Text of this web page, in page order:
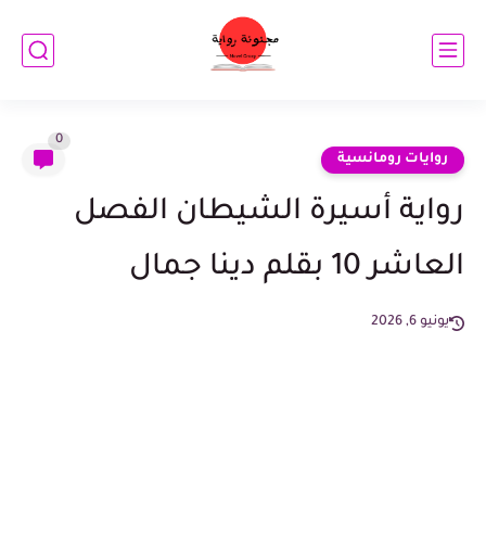
روايات رومانسية
0
رواية أسيرة الشيطان الفصل
العاشر 10 بقلم دينا جمال
يونيو 6, 2026